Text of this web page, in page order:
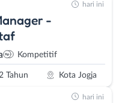
-
Kompetitif
Tahun Kota Jogja
hari ini
hari ini